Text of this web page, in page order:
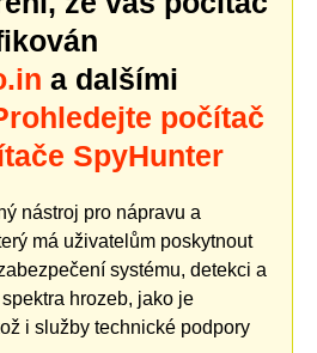
a dalšími
počítač
SpyHunter
nástroj pro nápravu a
má uživatelům poskytnout
systému, detekci a
hrozeb, jako je
i služby technické podpory